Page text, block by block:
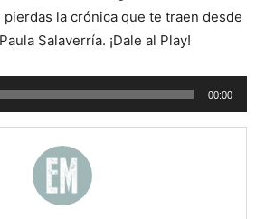
pierdas la crónica que te traen desde
Salaverría. ¡Dale al Play!
00:00